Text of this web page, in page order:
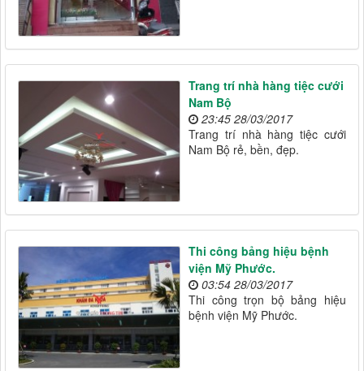
Trang trí nhà hàng tiệc cưới
Nam Bộ
23:45 28/03/2017
Trang trí nhà hàng tiệc cưới
Nam Bộ rẻ, bền, đẹp.
Thi công bảng hiệu bệnh
viện Mỹ Phước.
03:54 28/03/2017
Thi công trọn bộ bảng hiệu
bệnh viện Mỹ Phước.